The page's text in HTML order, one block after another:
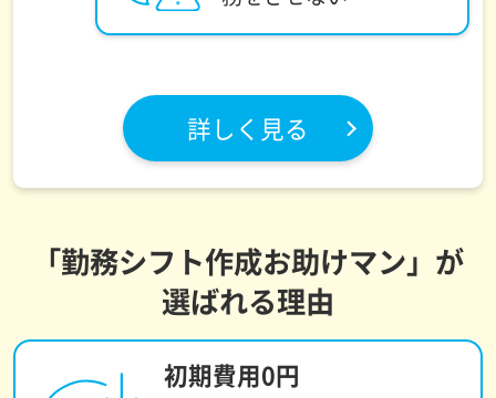
詳しく見る
「勤務シフト作成お助けマン」が
選ばれる理由
初期費用0円